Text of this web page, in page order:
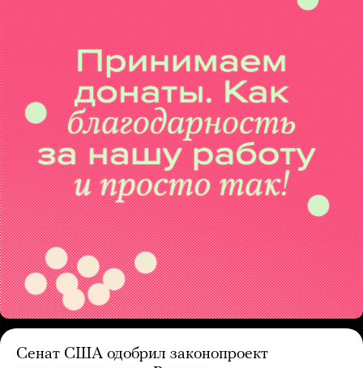
Сенат США одобрил законопроект